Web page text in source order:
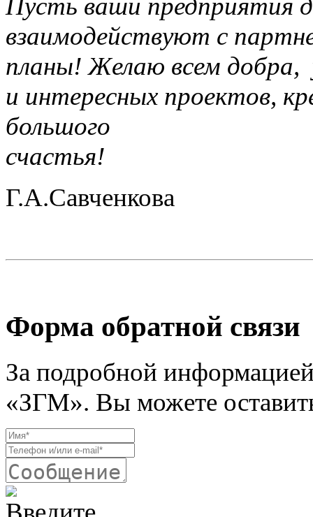
Пусть ваши предприятия
взаимодействуют с
планы! Желаю всем добра,
и интересных проектов,
большого
счастья!
Г.А.Савченкова
Форма обратной связи
За подробной
«ЗГМ». Вы можете